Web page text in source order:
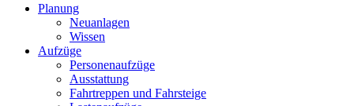
Planung
Neuanlagen
Wissen
Aufzüge
Personenaufzüge
Ausstattung
Fahrtreppen und Fahrsteige